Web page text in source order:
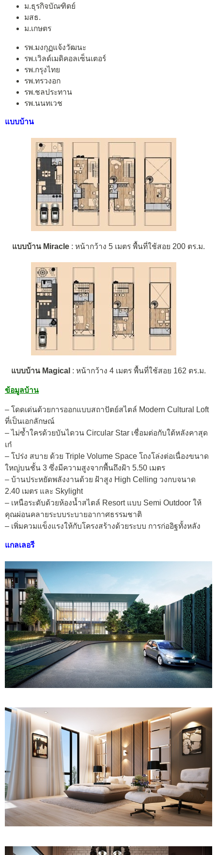
ม.ธุรกิจบัณฑิตย์
มสธ.
ม.เกษตร
รพ.มงกุฏแจ้งวัฒนะ
รพ.เวิลด์เมดิคอลเซ็นเตอร์
รพ.กรุงไทย
รพ.ทรวงอก
รพ.ชลประทาน
รพ.นนทเวช
แบบบ้าน
แบบบ้าน Miracle : หน้ากว้าง 5 เมตร พื้นที่ใช้สอย 200 ตร.ม.
แบบบ้าน Magical : หน้ากว้าง 4 เมตร พื้นที่ใช้สอย 162 ตร.ม.
ข้อมูลบ้าน
– โดดเด่นด้วยการออกแบบสถาปัตย์สไตล์ Modern Cultural Loft
ที่เป็นเอกลักษณ์
– ไม่ซ้ำใครด้วยบันไดวน Circular Star เชื่อมต่อกับใต้หลังคาสุด
เก๋
– โปร่ง สบาย ด้วย Triple Volume Space โถงโล่งต่อเนื่องขนาด
ใหญ่บนชั้น 3 ซึ่งมีความสูงจากพื้นถึงฝ้า 5.50 เมตร
– บ้านประหยัดพลังงานด้วย ฝ้าสูง High Celling วงกบจนาด
2.40 เมตร และ Skylight
– เหนือระดับด้วยห้องน้ำสไตล์ Resort แบบ Semi Outdoor ให้
คุณผ่อนคลายระบบระบายอากาศธรรมชาติ
– เพิ่มควมแข็งแรงให้กับโครงสร้างด้วยระบบ การก่ออิฐทั้งหลัง
แกลเลอรี